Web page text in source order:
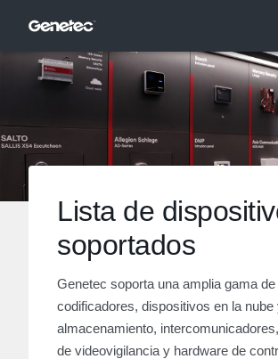
Lista de
soportados
Genetec soporta una amplia gama
codificadores, dispositivos en la nube
almacenamiento,
de videovigilancia y hardware de